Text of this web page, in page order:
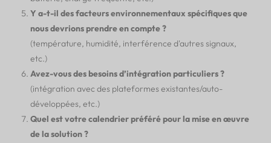
Y a-t-il des facteurs environnementaux spécifiques que
nous devrions prendre en compte ?
(température, humidité, interférence d'autres signaux,
etc.)
Avez-vous des besoins d’intégration particuliers ?
(intégration avec des plateformes existantes/auto-
développées, etc.)
Quel est votre calendrier préféré pour la mise en œuvre
de la solution ?